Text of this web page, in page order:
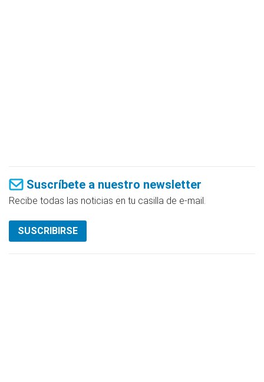
Suscríbete a nuestro newsletter
Recibe todas las noticias en tu casilla de e-mail.
SUSCRIBIRSE